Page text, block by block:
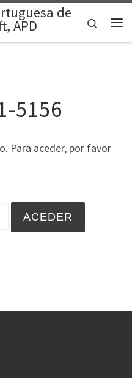
de
APD
Search
5156
Para aceder, por favor